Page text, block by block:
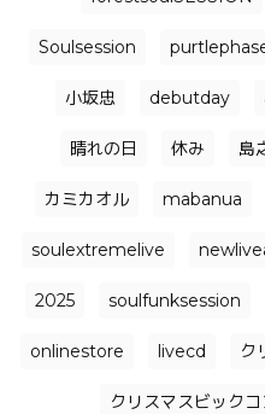
Soulsession
小坂忠 debutday
晴れの日 休み 島
カミカオル mabanua
soulextremelive
2025 soulfunksession
onlinestore livecd ク
クリスマスビック